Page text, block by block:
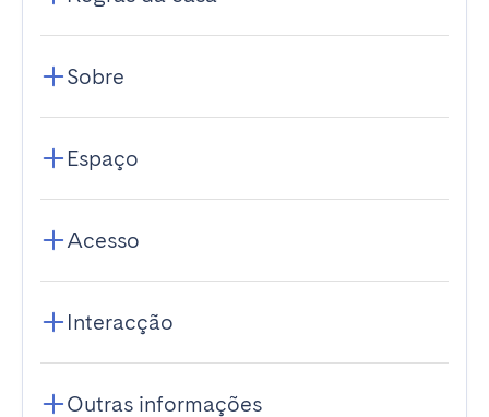
Sobre
Espaço
Acesso
Interacção
Outras informações